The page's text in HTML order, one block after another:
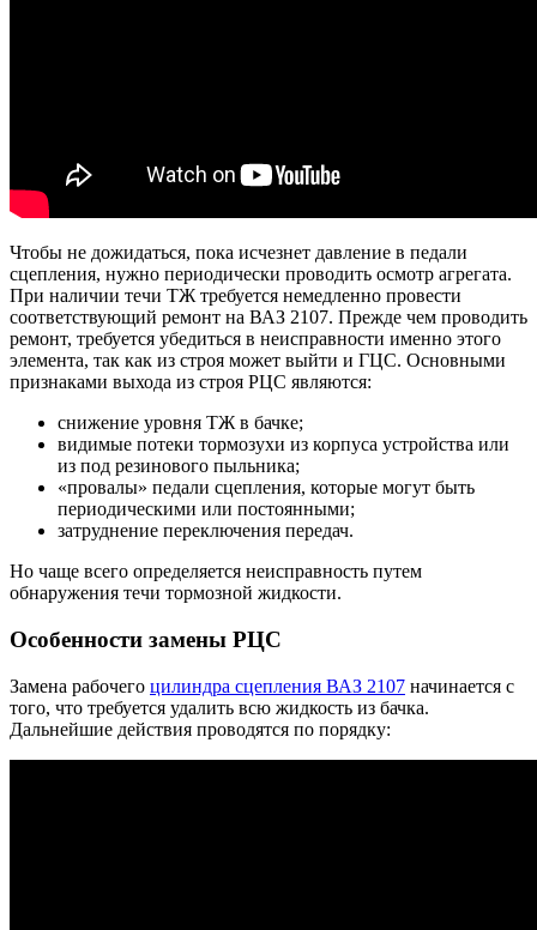
Чтобы не дожидаться, пока исчезнет давление в педали
сцепления, нужно периодически проводить осмотр агрегата.
При наличии течи ТЖ требуется немедленно провести
соответствующий ремонт на ВАЗ 2107. Прежде чем проводить
ремонт, требуется убедиться в неисправности именно этого
элемента, так как из строя может выйти и ГЦС. Основными
признаками выхода из строя РЦС являются:
снижение уровня ТЖ в бачке;
видимые потеки тормозухи из корпуса устройства или
из под резинового пыльника;
«провалы» педали сцепления, которые могут быть
периодическими или постоянными;
затруднение переключения передач.
Но чаще всего определяется неисправность путем
обнаружения течи тормозной жидкости.
Особенности замены РЦС
Замена рабочего цилиндра сцепления ВАЗ 2107 начинается с
того, что требуется удалить всю жидкость из бачка.
Дальнейшие действия проводятся по порядку: